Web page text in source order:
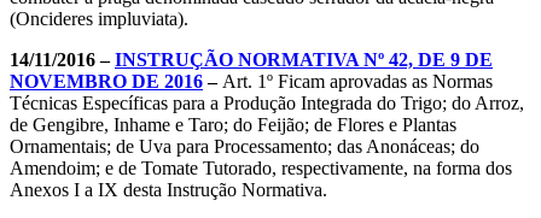
(Oncideres impluviata).
14/11/2016 –INSTRUÇÃO NORMATIVA Nº 42, DE 9 DE
NOVEMBRO DE 2016– Art. 1º Ficam aprovadas as Normas
Técnicas Específicas para a Produção Integrada do Trigo; do Arroz,
de Gengibre, Inhame e Taro; do Feijão; de Flores e Plantas
Ornamentais; de Uva para Processamento; das Anonáceas; do
Amendoim; e de Tomate Tutorado, respectivamente, na forma dos
Anexos I a IX desta Instrução Normativa.